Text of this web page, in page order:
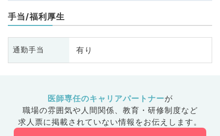
手当/福利厚生
通勤手当 有り
医師専任のキャリアパートナーが
職場の雰囲気や人間関係、 教育・研修制度など
求人票に掲載されていない情報をお伝えします。